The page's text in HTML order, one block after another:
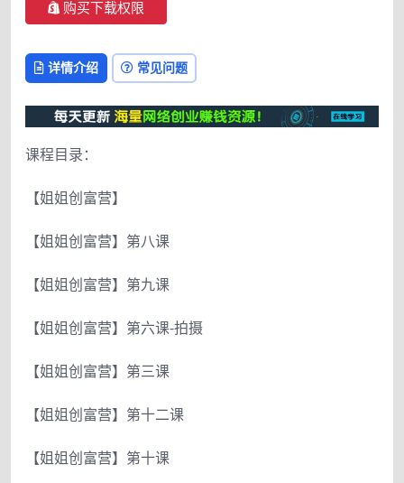
购买下载权限
详情介绍 常见问题
课程目录：
【姐姐创富营】
【姐姐创富营】第八课
【姐姐创富营】第九课
【姐姐创富营】第六课-拍摄
【姐姐创富营】第三课
【姐姐创富营】第十二课
【姐姐创富营】第十课